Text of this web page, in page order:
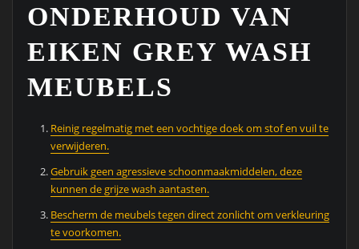
ONDERHOUD VAN
EIKEN GREY WASH
MEUBELS
Reinig regelmatig met een vochtige doek om stof en vuil te
verwijderen.
Gebruik geen agressieve schoonmaakmiddelen, deze
kunnen de grijze wash aantasten.
Bescherm de meubels tegen direct zonlicht om verkleuring
te voorkomen.